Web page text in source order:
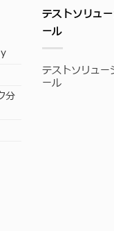
分
テストソリュ
ール
テストソリュー
ール